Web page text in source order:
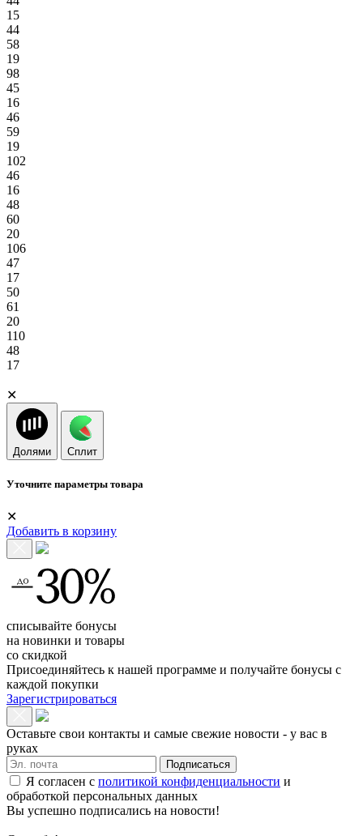
15
44
58
19
98
45
16
46
59
19
102
46
16
48
60
20
106
47
17
50
61
20
110
48
17
✕
Долями Сплит
Уточните параметры товара
✕
Добавить в корзину
списывайте бонусы
на новинки и товары
со скидкой
Присоединяйтесь к нашей программе и получайте бонусы с
каждой покупки
Зарегистрироваться
Оставьте свои контакты и самые свежие новости - у вас в
руках
Подписаться
Я согласен с политикой конфиденциальности и
обработкой персональных данных
Вы успешно подписались на новости!